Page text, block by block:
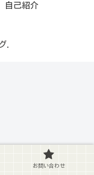
自己紹介
.
お問い合わせ